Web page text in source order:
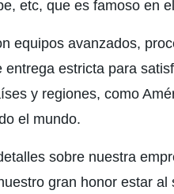
etc, que es famoso en
equipos avanzados,
entrega estricta para
y regiones, como
el mundo.
sobre nuestra
gran honor estar